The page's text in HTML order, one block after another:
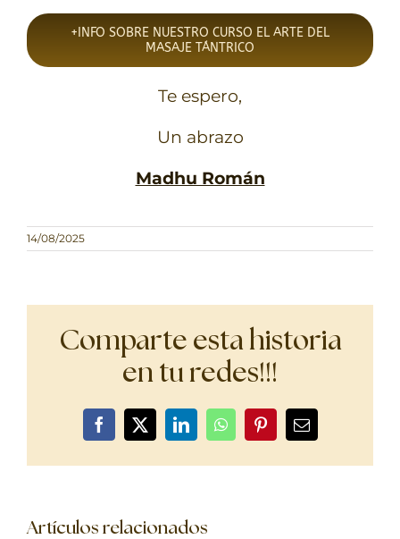
+INFO SOBRE NUESTRO CURSO EL ARTE DEL
MASAJE TÁNTRICO
Te espero,
Un abrazo
Madhu Román
14/08/2025
Comparte esta historia
en tu redes!!!
Facebook
X LinkedInWhatsAppPinterestCorreo
Artículos relacionados